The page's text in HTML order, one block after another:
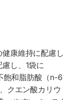
康維持に配慮し
し、1袋に
飽和脂肪酸（n-6
クエン酸カリウ